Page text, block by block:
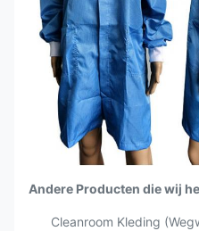
Andere Producten die wij
Cleanroom Kleding